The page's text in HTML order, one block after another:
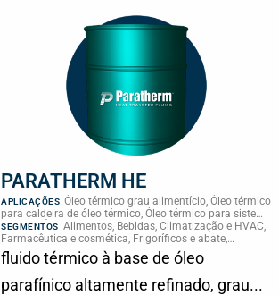
PARATHERM HE
APLICAÇÕES Óleo térmico grau alimentício, Óleo térmico
para caldeira de óleo térmico, Óleo térmico para sistema
térmico, Óleo térmico para transferência de calor,
Transferência térmica
SEGMENTOS Alimentos, Bebidas, Climatização e HVAC,
Farmacêutica e cosmética, Frigoríficos e abate,
Laticínios, Panificação, Química e petroquímica,
Supermercados e refrigeração comercial
fluido térmico à base de óleo
parafínico altamente refinado, grau...